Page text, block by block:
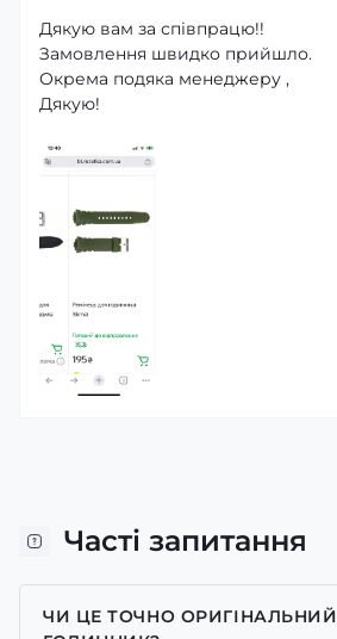
Дякую вам за співпрацю!!
Замовлення швидко прийшло.
Окрема подяка менеджеру ,
Дякую!
Часті запитання
ЧИ ЦЕ ТОЧНО ОРИГІНАЛЬНИЙ